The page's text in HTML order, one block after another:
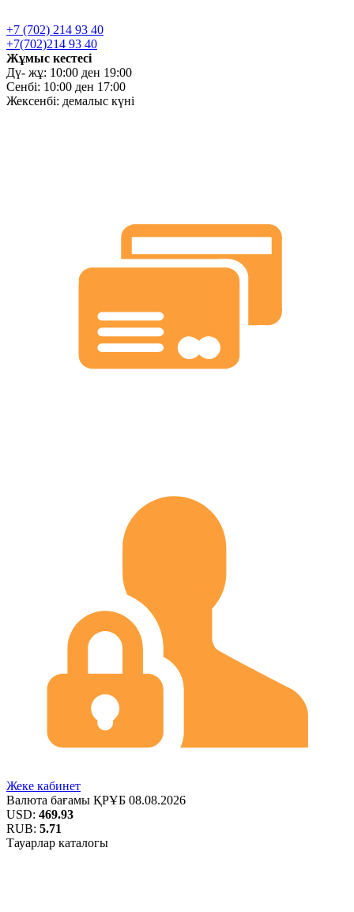
+7 (702) 214 93 40
+7(702)214 93 40
Жұмыс кестесі
Дү- жұ: 10:00 ден 19:00
Сенбі: 10:00 ден 17:00
Жексенбі: демалыс күні
Жеке кабинет
Валюта бағамы ҚРҰБ 08.08.2026
USD: 469.93
RUB: 5.71
Тауарлар каталогы